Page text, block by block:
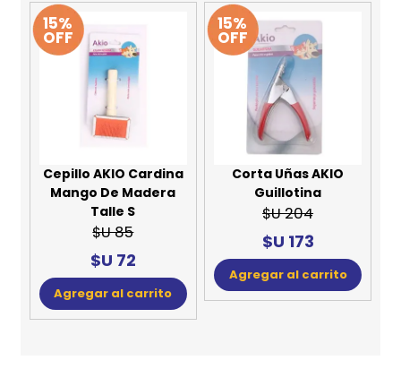
15%
OFF
Cepillo AKIO Cardina
Mango De Madera
Talle S
$U 85
$U 72
Agregar al carrito
15%
OFF
Corta Uñas AKIO
Guillotina
$U 204
$U 173
Agregar al carrito